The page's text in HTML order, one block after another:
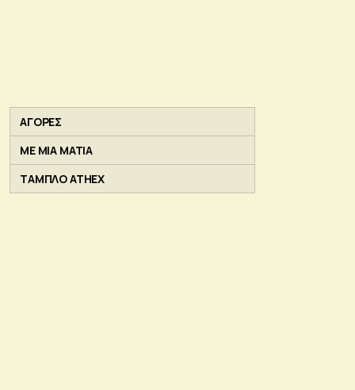
ΑΓΟΡΕΣ
ΜΕ ΜΙΑ ΜΑΤΙΑ
ΤΑΜΠΛΟ ATHEX